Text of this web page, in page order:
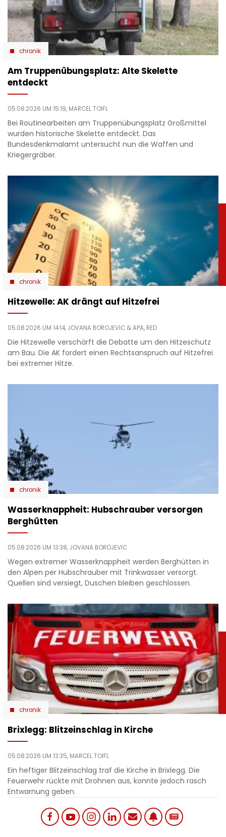
chronik
Am Truppenübungsplatz: Alte Skelette
entdeckt
05.08.2026 UM 15:19, MARCEL TOIFL
Bei Routinearbeiten am Truppenübungsplatz Großmittel
wurden historische Skelette entdeckt. Das
Bundesdenkmalamt untersucht nun die Waffen und
Kriegergräber.
chronik
Hitzewelle: AK drängt auf Hitzefrei
05.08.2026 UM 14:14, JOVANA BOROJEVIC & APA, RED
Die Hitzewelle verschärft die Debatte um den Hitzeschutz
am Bau. Die AK fordert einen Rechtsanspruch auf Hitzefrei
bei extremer Hitze.
chronik
Wasserknappheit: Hubschrauber versorgen
Berghütten
05.08.2026 UM 13:38, JOVANA BOROJEVIC
Wegen extremer Wasserknappheit werden Berghütten in
den Alpen per Hubschrauber mit Trinkwasser versorgt.
Quellen sind versiegt, Duschen bleiben geschlossen.
chronik
Brixlegg: Blitzeinschlag in Kirche
05.08.2026 UM 13:35, MARCEL TOIFL
Ein heftiger Blitzeinschlag traf die Kirche in Brixlegg. Die
Feuerwehr rückte mit Drohnen aus, konnte jedoch rasch
Entwarnung geben.